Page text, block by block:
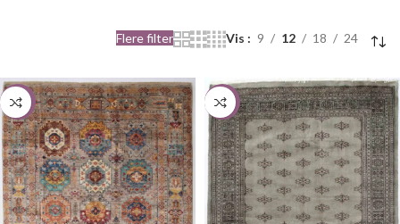
Flere filter Vis 9 12 18 24
-42% -44%